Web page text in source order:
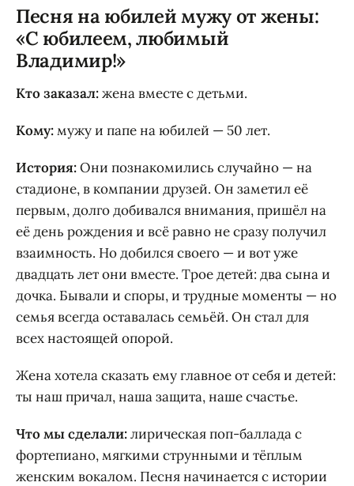
Песня на юбилей мужу от жены:
«С юбилеем, любимый
Владимир!»
Кто заказал:жена вместе с детьми.
Кому:мужу и папе на юбилей — 50 лет.
История:Они познакомились случайно — на
стадионе, в компании друзей. Он заметил её
первым, долго добивался внимания, пришёл на
её день рождения и всё равно не сразу получил
взаимность. Но добился своего — и вот уже
двадцать лет они вместе. Трое детей: два сына и
дочка. Бывали и споры, и трудные моменты — но
семья всегда оставалась семьёй. Он стал для
всех настоящей опорой.
Жена хотела сказать ему главное от себя и детей:
ты наш причал, наша защита, наше счастье.
Что мы сделали:лирическая поп-баллада с
фортепиано, мягкими струнными и тёплым
женским вокалом. Песня начинается с истории